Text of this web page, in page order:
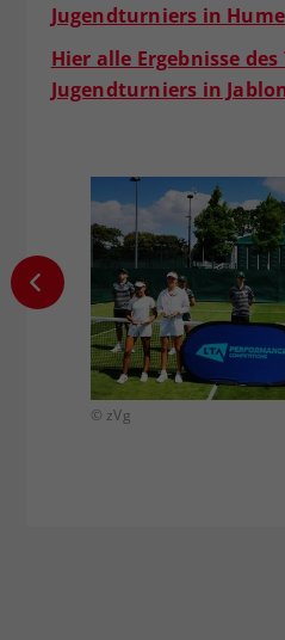
Jugendturniers in
Hier alle Ergebnisse
Jugendturniers in
© zVg